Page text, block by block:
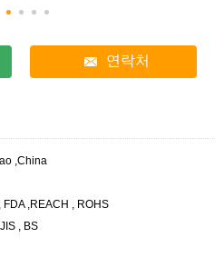
연락처
,China
FDA ,REACH , ROHS
, BS